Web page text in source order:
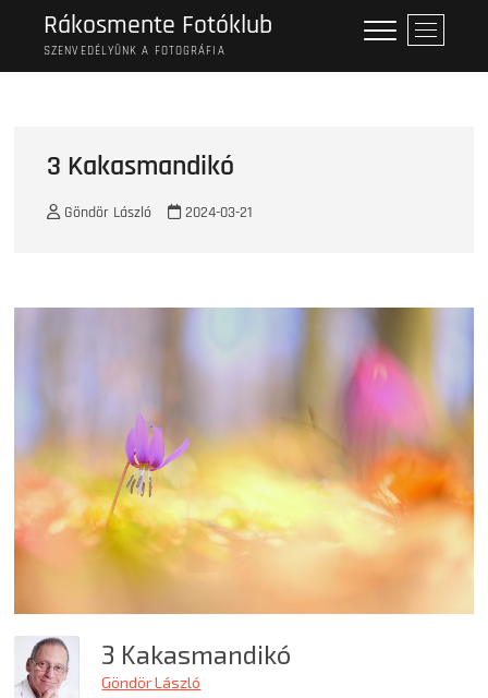
content
Rákosmente Fotóklub
SZENVEDÉLYÜNK A FOTOGRÁFIA
M
e
n
3 Kakasmandikó
Göndör László 2024-03-21
3 Kakasmandikó
Göndör László